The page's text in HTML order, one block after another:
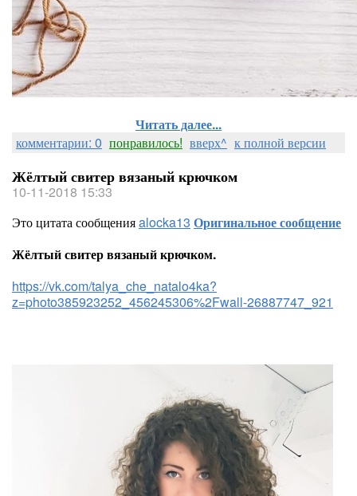
Читать далее...
комментарии: 0 понравилось! вверх^ к полной версии
Жёлтый свитер вязаный крючком
10-11-2018 15:33
Это цитата сообщенияalocka13 Оригинальное сообщение
Жёлтый свитер вязаный крючком.
https://vk.com/talya_che_natalo4ka?
z=photo385923252_456245306%2Fwall-26887747_921